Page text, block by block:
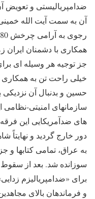
ضدامپریالیستی و تعویض
آن به سمت آیت الله
همکاری با دشمنان
جز توجیه هر وسیله ای
خیلی راحت تن به همکاری
حسین و بدنبال آن نزدیکی
سازمانهای امنیتی-نظامی
های ضدآمریکایی این
دور خارج گردید و نهایتاً
به عراق، تمامی کتابها و
سوزانده شد. بعد از
برای «ضدامپریالیزم
و فرماندهان بالای